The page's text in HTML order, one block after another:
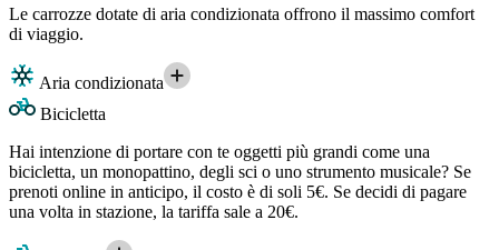
Le carrozze dotate di aria condizionata offrono il massimo comfort
di viaggio.
Aria condizionata
Bicicletta
Hai intenzione di portare con te oggetti più grandi come una
bicicletta, un monopattino, degli sci o uno strumento musicale? Se
prenoti online in anticipo, il costo è di soli 5€. Se decidi di pagare
una volta in stazione, la tariffa sale a 20€.